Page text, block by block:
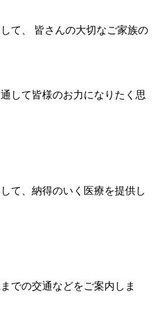
て、 皆さんの大切なご家族の
して皆様のお力になりたく思
て、納得のいく医療を提供し
での交通などをご案内しま